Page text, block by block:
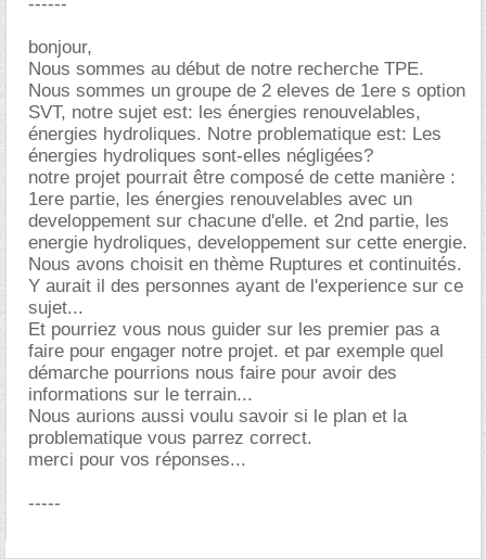
bonjour,
Nous sommes au début de notre recherche TPE.
Nous sommes un groupe de 2 eleves de 1ere s option
SVT, notre sujet est: les énergies renouvelables,
énergies hydroliques. Notre problematique est: Les
énergies hydroliques sont-elles négligées?
notre projet pourrait être composé de cette manière :
1ere partie, les énergies renouvelables avec un
developpement sur chacune d'elle. et 2nd partie, les
energie hydroliques, developpement sur cette energie.
Nous avons choisit en thème Ruptures et continuités.
Y aurait il des personnes ayant de l'experience sur ce
sujet...
Et pourriez vous nous guider sur les premier pas a
faire pour engager notre projet. et par exemple quel
démarche pourrions nous faire pour avoir des
informations sur le terrain...
Nous aurions aussi voulu savoir si le plan et la
problematique vous parrez correct.
merci pour vos réponses...
-----